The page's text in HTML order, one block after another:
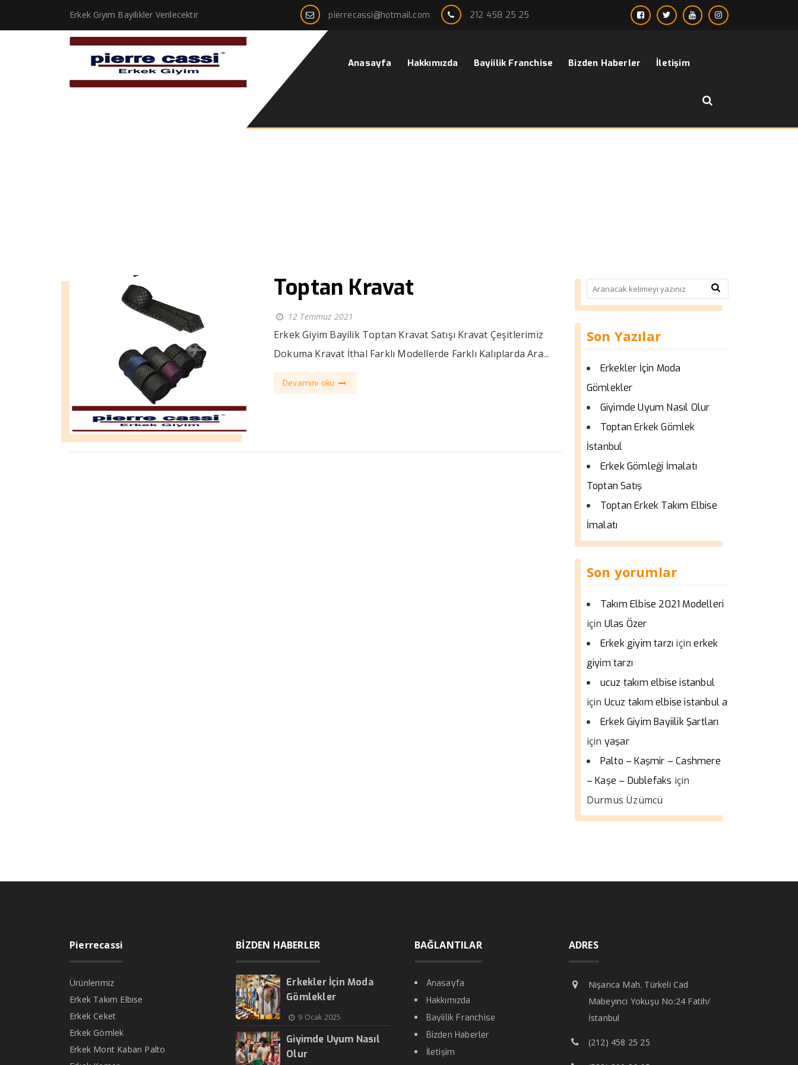
Erkek Giyim Bayilikler Verilecektir pierrecassi@hotmail.com 212 458 25 25
Anasayfa Hakkımızda Bayiilik Franchise Bizden Haberler İletişim
Toptan Kravat
12 Temmuz 2021
Erkek Giyim Bayilik Toptan Kravat Satışı Kravat Çeşitlerimiz
Dokuma Kravat İthal Farklı Modellerde Farklı Kalıplarda Ara...
Devamını oku
Son Yazılar
Erkekler İçin Moda
Gömlekler
Giyimde Uyum Nasıl Olur
Toptan Erkek Gömlek
İstanbul
Erkek Gömleği İmalatı
Toptan Satış
Toptan Erkek Takım Elbise
İmalatı
Son yorumlar
Takım Elbise 2021 Modelleri
için Ulas Özer
Erkek giyim tarzı içinerkek
giyim tarzı
ucuz takım elbise istanbul
için Ucuz takım elbise istanbul a
Erkek Giyim Bayiilik Şartları
için yaşar
Palto – Kaşmir – Cashmere
– Kaşe – Dublefaks için
Durmus Üzümcü
Pierrecassi
Ürünlerimiz
Erkek Takım Elbise
Erkek Ceket
Erkek Gömlek
Erkek Mont Kaban Palto
BİZDEN HABERLER
Erkekler İçin Moda
Gömlekler
9 Ocak 2025
Giyimde Uyum Nasıl
Olur
BAĞLANTILAR
Anasayfa
Hakkımızda
Bayiilik Franchise
Bizden Haberler
İletişim
ADRES
Nişanca Mah. Türkeli Cad
Mabeyinci Yokuşu No:24 Fatih/
İstanbul
(212) 458 25 25